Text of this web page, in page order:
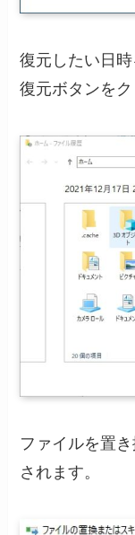
復元したい日
復元ボタンをク
ファイルを置
されます。